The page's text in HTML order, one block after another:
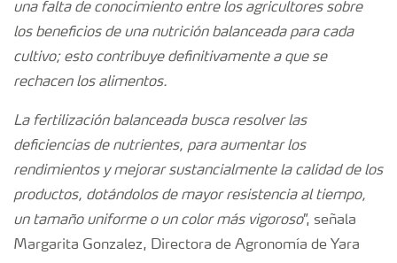
una falta de conocimiento entre los agricultores sobre
los beneficios de una nutrición balanceada para cada
cultivo; esto contribuye definitivamente a que se
rechacen los alimentos.
La fertilización balanceada busca resolver las
deficiencias de nutrientes, para aumentar los
rendimientos y mejorar sustancialmente la calidad de los
productos, dotándolos de mayor resistencia al tiempo,
un tamaño uniforme o un color más vigoroso”, señala
Margarita Gonzalez, Directora de Agronomía de Yara